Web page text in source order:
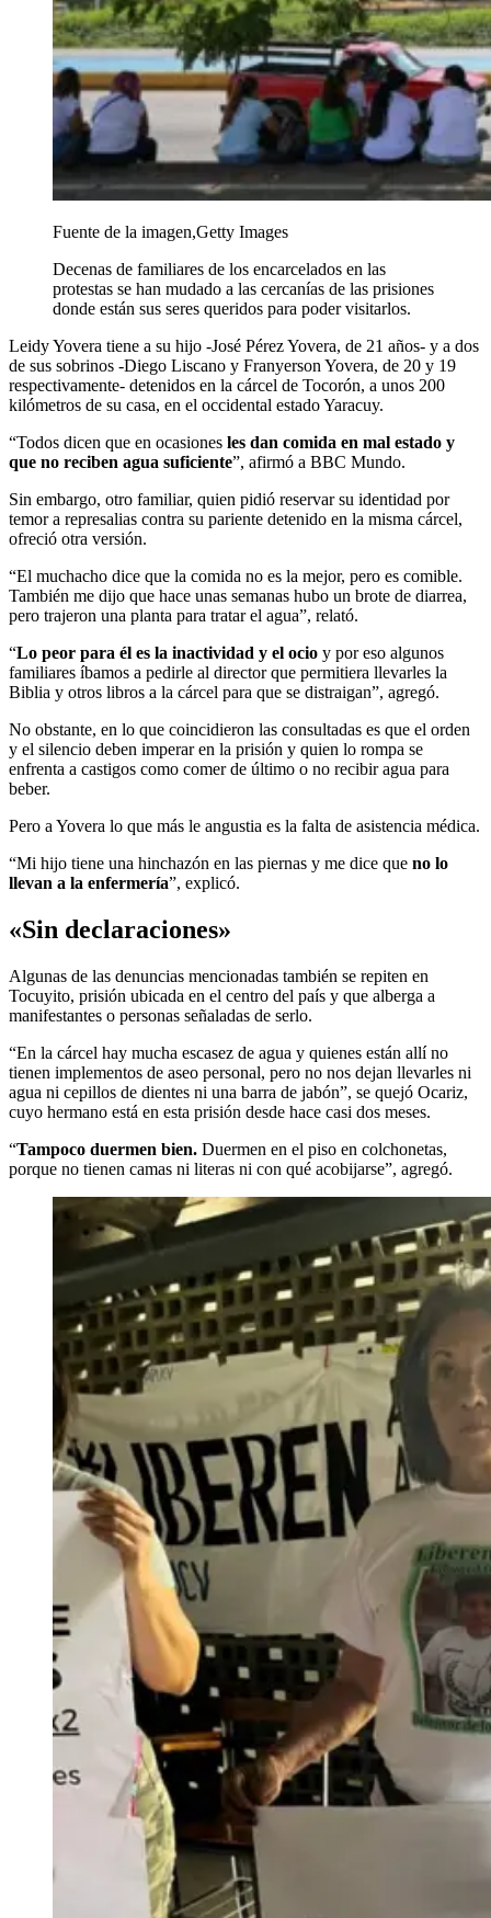
Fuente de la imagen,Getty Images
Decenas de familiares de los encarcelados en las
protestas se han mudado a las cercanías de las prisiones
donde están sus seres queridos para poder visitarlos.
Leidy Yovera tiene a su hijo -José Pérez Yovera, de 21 años- y a dos
de sus sobrinos -Diego Liscano y Franyerson Yovera, de 20 y 19
respectivamente- detenidos en la cárcel de Tocorón, a unos 200
kilómetros de su casa, en el occidental estado Yaracuy.
“Todos dicen que en ocasiones les dan comida en mal estado y
que no reciben agua suficiente”, afirmó a BBC Mundo.
Sin embargo, otro familiar, quien pidió reservar su identidad por
temor a represalias contra su pariente detenido en la misma cárcel,
ofreció otra versión.
“El muchacho dice que la comida no es la mejor, pero es comible.
También me dijo que hace unas semanas hubo un brote de diarrea,
pero trajeron una planta para tratar el agua”, relató.
“Lo peor para él es la inactividad y el ocio y por eso algunos
familiares íbamos a pedirle al director que permitiera llevarles la
Biblia y otros libros a la cárcel para que se distraigan”, agregó.
No obstante, en lo que coincidieron las consultadas es que el orden
y el silencio deben imperar en la prisión y quien lo rompa se
enfrenta a castigos como comer de último o no recibir agua para
beber.
Pero a Yovera lo que más le angustia es la falta de asistencia médica.
“Mi hijo tiene una hinchazón en las piernas y me dice que no lo
llevan a la enfermería”, explicó.
«Sin declaraciones»
Algunas de las denuncias mencionadas también se repiten en
Tocuyito, prisión ubicada en el centro del país y que alberga a
manifestantes o personas señaladas de serlo.
“En la cárcel hay mucha escasez de agua y quienes están allí no
tienen implementos de aseo personal, pero no nos dejan llevarles ni
agua ni cepillos de dientes ni una barra de jabón”, se quejó Ocariz,
cuyo hermano está en esta prisión desde hace casi dos meses.
“Tampoco duermen bien. Duermen en el piso en colchonetas,
porque no tienen camas ni literas ni con qué acobijarse”, agregó.